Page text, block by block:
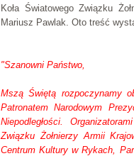
Koła Światowego Związku
Mariusz Pawlak. Oto treść
"Szanowni Państwo,
Mszą Świętą rozpoczynamy
Patronatem Narodowym
Niepodległości.
Związku Żołnierzy Armii
Centrum Kultury w Rykach,